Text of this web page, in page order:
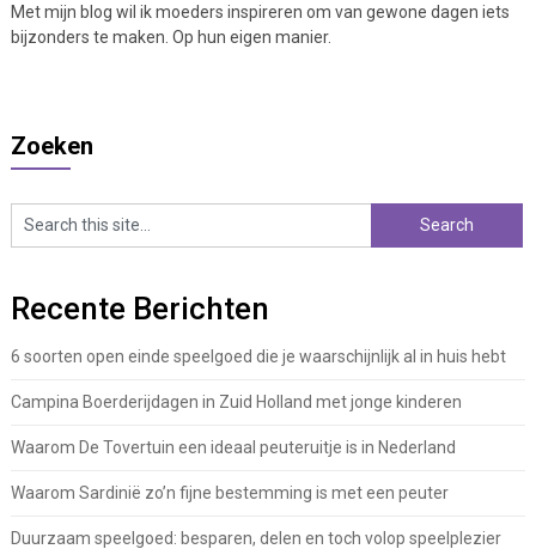
Met mijn blog wil ik moeders inspireren om van gewone dagen iets
bijzonders te maken. Op hun eigen manier.
Zoeken
Recente Berichten
6 soorten open einde speelgoed die je waarschijnlijk al in huis hebt
Campina Boerderijdagen in Zuid Holland met jonge kinderen
Waarom De Tovertuin een ideaal peuteruitje is in Nederland
Waarom Sardinië zo’n fijne bestemming is met een peuter
Duurzaam speelgoed: besparen, delen en toch volop speelplezier